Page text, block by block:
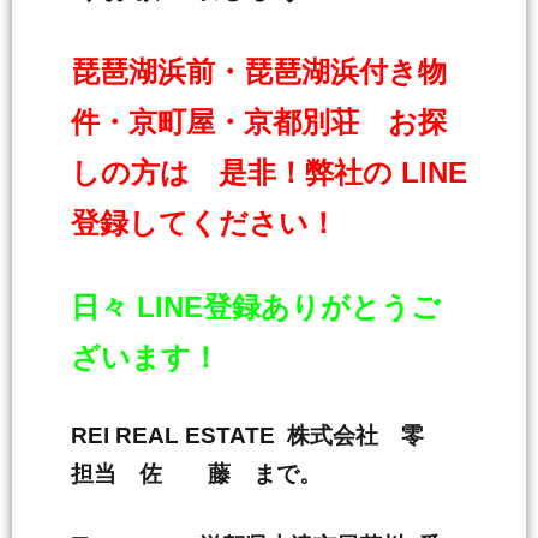
琵琶湖浜前・琵琶湖浜付き物
件・京町屋・京都別荘 お探
しの方は 是非！弊社の LINE
登録してください！
日々 LINE登録ありがとうご
ざいます！
REI REAL ESTATE 株式会社 零
担当 佐 藤 まで。